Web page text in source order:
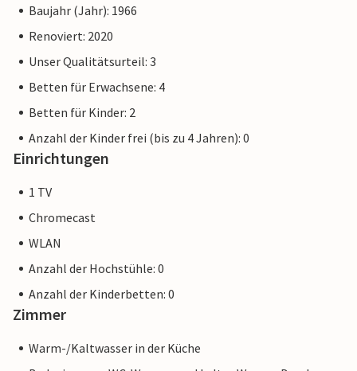
Baujahr (Jahr): 1966
Renoviert: 2020
Unser Qualitätsurteil: 3
Betten für Erwachsene: 4
Betten für Kinder: 2
Anzahl der Kinder frei (bis zu 4 Jahren): 0
Einrichtungen
1 TV
Chromecast
WLAN
Anzahl der Hochstühle: 0
Anzahl der Kinderbetten: 0
Zimmer
Warm-/Kaltwasser in der Küche